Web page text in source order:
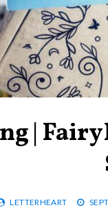
|
LETTERHEART